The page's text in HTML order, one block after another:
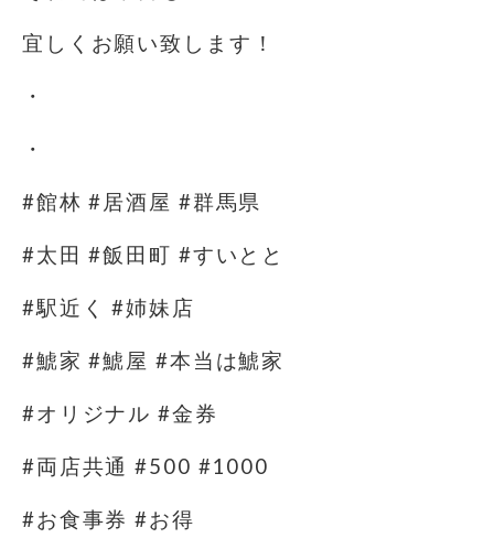
宜しくお願い致します！
・
・
#館林 #居酒屋 #群馬県
#太田 #飯田町 #すいとと
#駅近く #姉妹店
#鯱家 #鯱屋 #本当は鯱家
#オリジナル #金券
#両店共通 #500 #1000
#お食事券 #お得